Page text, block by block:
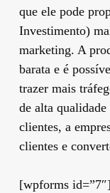
que ele pode
Investimento)
marketing. A
barata e é
trazer mais
de alta qualidade
clientes, a
clientes e
[wpforms id=”7″]